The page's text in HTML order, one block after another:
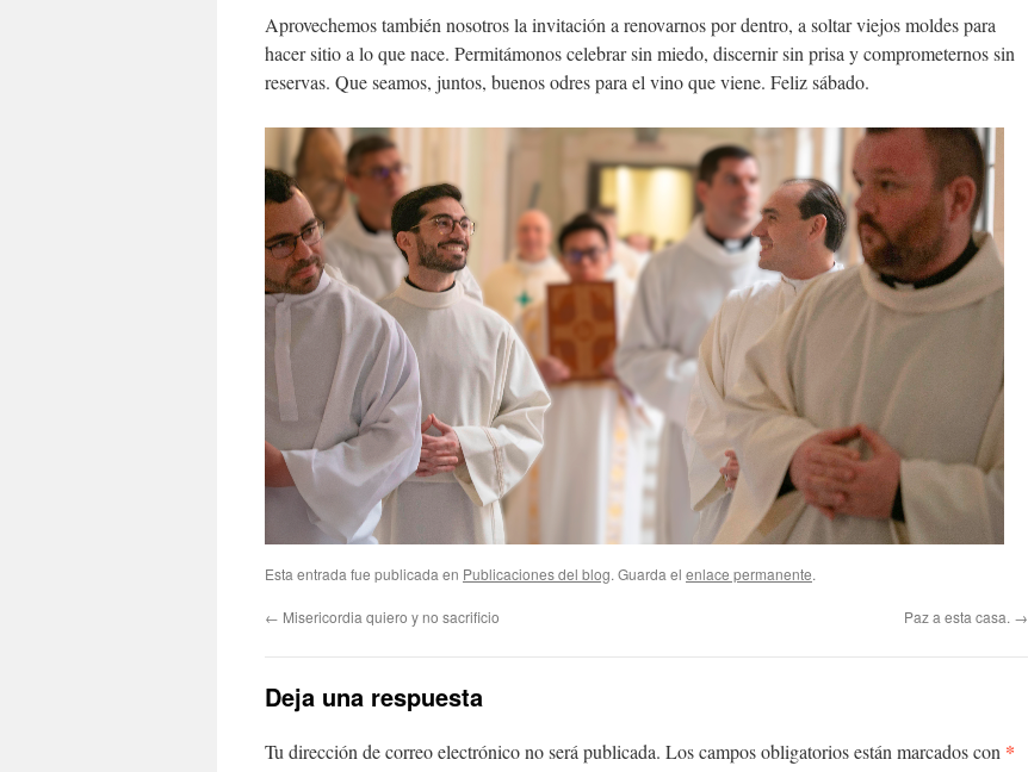
Aprovechemos también nosotros la invitación a renovarnos por dentro, a soltar viejos moldes para
hacer sitio a lo que nace. Permitámonos celebrar sin miedo, discernir sin prisa y comprometernos sin
reservas. Que seamos, juntos, buenos odres para el vino que viene. Feliz sábado.
Esta entrada fue publicada en Publicaciones del blog. Guarda el enlace permanente.
← Misericordia quiero y no sacrificio Paz a esta casa. →
Deja una respuesta
Tu dirección de correo electrónico no será publicada. Los campos obligatorios están marcados con *